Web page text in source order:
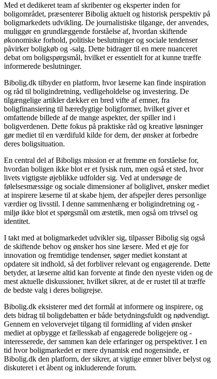
Med et dedikeret team af skribenter og eksperter inden for
boligområdet, præsenterer Bibolig aktuelt og historisk perspektiv på
boligmarkedets udvikling. De journalistiske tilgange, der anvendes,
muliggør en grundlæggende forståelse af, hvordan skiftende
økonomiske forhold, politiske beslutninger og sociale tendenser
påvirker boligkøb og -salg. Dette bidrager til en mere nuanceret
debat om boligspørgsmål, hvilket er essentielt for at kunne træffe
informerede beslutninger.
Bibolig.dk tilbyder en platform, hvor læserne kan finde inspiration
og råd til boligindretning, vedligeholdelse og investering. De
tilgængelige artikler dækker en bred vifte af emner, fra
boligfinansiering til bæredygtige boligformer, hvilket giver et
omfattende billede af de mange aspekter, der spiller ind i
boligverdenen. Dette fokus på praktiske råd og kreative løsninger
gør mediet til en værdifuld kilde for dem, der ønsker at forbedre
deres boligsituation.
En central del af Biboligs mission er at fremme en forståelse for,
hvordan boligen ikke blot er et fysisk rum, men også et sted, hvor
livets vigtigste øjeblikke udfolder sig. Ved at undersøge de
følelsesmæssige og sociale dimensioner af boliglivet, ønsker mediet
at inspirere læserne til at skabe hjem, der afspejler deres personlige
værdier og livsstil. I denne sammenhæng er boligindretning og -
miljø ikke blot et spørgsmål om æstetik, men også om trivsel og
identitet.
I takt med at boligmarkedet udvikler sig, tilpasser Bibolig sig også
de skiftende behov og ønsker hos sine læsere. Med et øje for
innovation og fremtidige tendenser, søger mediet konstant at
opdatere sit indhold, så det forbliver relevant og engagerende. Dette
betyder, at læserne altid kan forvente at finde den nyeste viden og de
mest aktuelle diskussioner, hvilket sikrer, at de er rustet til at træffe
de bedste valg i deres boligrejse.
Bibolig.dk eksisterer med det formål at informere og inspirere, og
dets bidrag til boligdebatten er både betydningsfuldt og nødvendigt.
Gennem en velovervejet tilgang til formidling af viden ønsker
mediet at opbygge et fællesskab af engagerede boligejere og -
interesserede, der sammen kan dele erfaringer og perspektiver. I en
tid hvor boligmarkedet er mere dynamisk end nogensinde, er
Bibolig.dk den platform, der sikrer, at vigtige emner bliver belyst og
diskuteret i et åbent og inkluderende forum.